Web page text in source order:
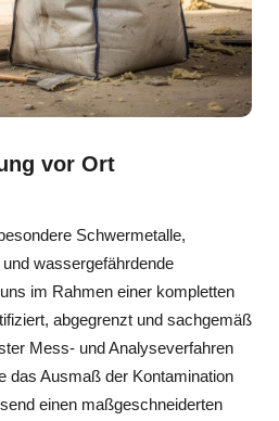
vor Ort
Schwermetalle,
wassergefährdende
im Rahmen einer kompletten
abgegrenzt und sachgemäß
Mess- und Analyseverfahren
das Ausmaß der Kontamination
einen maßgeschneiderten